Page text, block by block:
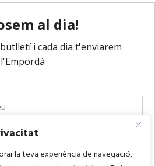
la teva experiència de navegació,